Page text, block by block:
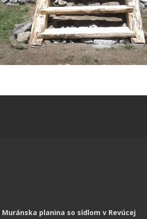
Muránska planina so sídlom v Revúcej